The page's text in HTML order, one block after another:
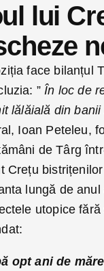
lui
face bilanțul
” În loc de
lălăială din
Ioan Peteleu,
de Târg
Crețu
lungă de
utopice
opt ani de